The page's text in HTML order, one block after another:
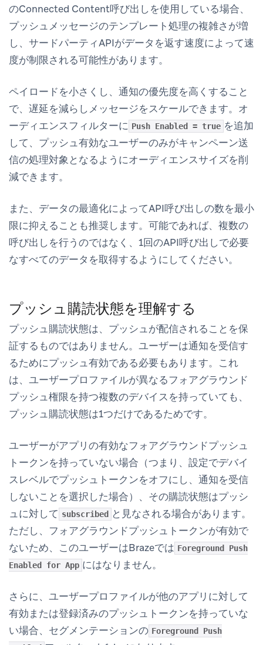
のConnected Content呼び出しを使用している場合、
プッシュメッセージのテンプレート処理の複雑さが増
し、サードパーティAPIがデータを返す速度によって速
度が制限される可能性があります。
ペイロードを小さくし、通知の優先度を高くすること
で、遅延を減らしメッセージをスケールできます。オ
ーディエンスフィルターに Push Enabled = true を追加
して、プッシュ有効なユーザーのみがキャンペーン送
信の処理対象となるようにオーディエンスサイズを削
減できます。
また、データの最適化によってAPI呼び出しの数を最小
限に抑えることも推奨します。可能であれば、複数の
呼び出しを行うのではなく、1回のAPI呼び出しで必要
なすべてのデータを取得するようにしてください。
プッシュ購読状態を理解する
プッシュ購読状態は、プッシュが配信されることを保
証するものではありません。ユーザーは通知を受信す
るためにプッシュ有効である必要もあります。これ
は、ユーザープロファイルが異なるフォアグラウンド
プッシュ権限を持つ複数のデバイスを持っていても、
プッシュ購読状態は1つだけであるためです。
ユーザーがアプリの有効なフォアグラウンドプッシュ
トークンを持っていない場合（つまり、設定でデバイ
スレベルでプッシュトークンをオフにし、通知を受信
しないことを選択した場合）、その購読状態はプッシ
ュに対して subscribed
と見なされる場合があります。
ただし、フォアグラウンドプッシュトークンが有効で
ないため、このユーザーはBrazeでは Foreground Push
Enabled for App にはなりません。
さらに、ユーザープロファイルが他のアプリに対して
有効または登録済みのプッシュトークンを持っていな
い場合、セグメンテーションの Foreground Push